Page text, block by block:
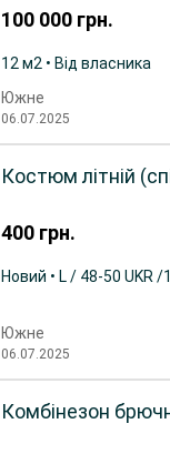
100 000 грн.
12 м2 • Від власника
Южне
06.07.2025
400 грн.
Костюм літній
Новий • L / 48-50 UKR /
Южне
06.07.2025
Комбінезон